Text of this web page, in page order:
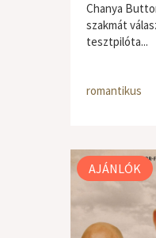
Chanya
szakmát
tesztpilóta...
romantikus
AJÁNLÓK